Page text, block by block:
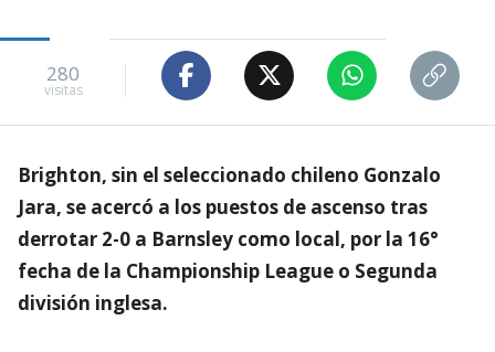
280
visitas
Brighton, sin el seleccionado chileno Gonzalo
Jara, se acercó a los puestos de ascenso tras
derrotar 2-0 a Barnsley como local, por la 16°
fecha de la Championship League o Segunda
división inglesa.